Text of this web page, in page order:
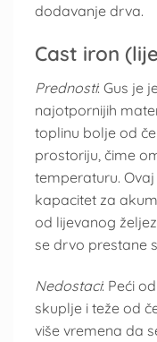
dodavanje drva.
Cast iron
Prednosti: Gus je
najotpornijih
toplinu bolje od
prostoriju, čime
temperaturu.
kapacitet za
od lijevanog
se drvo prestane
Nedostaci: Peći
skuplje i teže od
više vremena da